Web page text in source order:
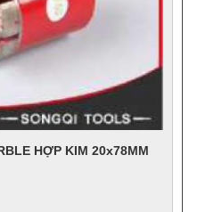
HỢP KIM 20x78MM